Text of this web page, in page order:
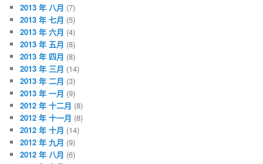
2013 年 八月 (7)
2013 年 七月 (5)
2013 年 六月 (4)
2013 年 五月 (8)
2013 年 四月 (8)
2013 年 三月 (14)
2013 年 二月 (3)
2013 年 一月 (9)
2012 年 十二月 (8)
2012 年 十一月 (8)
2012 年 十月 (14)
2012 年 九月 (9)
2012 年 八月 (6)